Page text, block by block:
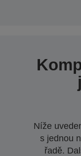
Níže
s jednou
řadě.